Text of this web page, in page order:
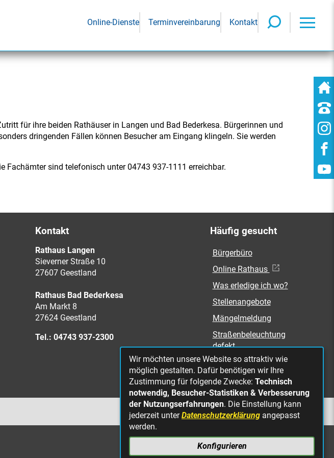
Online-Dienste Terminvereinbarung Kontakt
für ihre beiden Rathäuser in Langen und Bad Bederkesa. Bürgerinnen und
dringenden Fällen können Besucher am Eingang klingeln. Sie werden
Fachämter sind telefonisch unter 04743 937-1111 erreichbar.
Kontakt
Rathaus Langen
Sieverner Straße 10
27607 Geestland
Rathaus Bad Bederkesa
Am Markt 8
27624 Geestland
Tel.: 04743 937-2300
Häufig gesucht
Bürgerbüro
Online Rathaus
Was erledige ich wo?
Stellenangebote
Mängelmeldung
Straßenbeleuchtung
defekt
NACH OBEN
Wir möchten unsere Website so attraktiv wie
möglich gestalten. Dafür benötigen wir Ihre
Zustimmung für folgende Zwecke: Technisch
notwendig, Besucher-Statistiken & Verbesserung
der Nutzungserfahrungen. Die Einstellung kann
jederzeit unterDatenschutzerklärung angepasst
werden.
Konfigurieren